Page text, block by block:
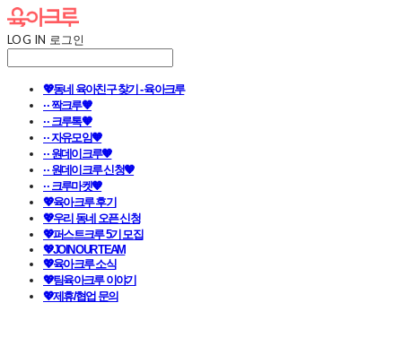
LOG IN 로그인
💖동네 육아친구 찾기 - 육아크루
· · 짝크루🧡
· · 크루톡🧡
· · 자유모임🧡
· · 원데이크루🧡
· · 원데이크루 신청🧡
· · 크루마켓🧡
💖육아크루 후기
💖우리 동네 오픈 신청
💖퍼스트크루 5기 모집
💖JOIN OUR TEAM
💖육아크루 소식
💖팀육아크루 이야기
💖제휴/협업 문의